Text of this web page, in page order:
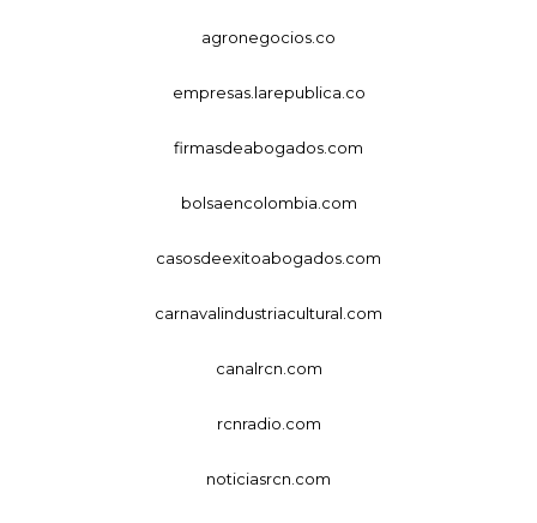
agronegocios.co
empresas.larepublica.co
firmasdeabogados.com
bolsaencolombia.com
casosdeexitoabogados.com
carnavalindustriacultural.com
canalrcn.com
rcnradio.com
noticiasrcn.com